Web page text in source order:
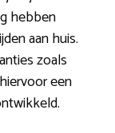
hebben
aan huis.
zoals
een